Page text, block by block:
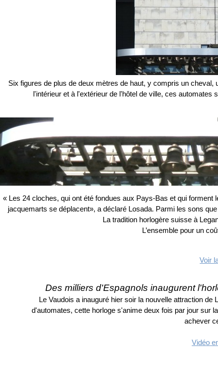
« Les 24 cloches, qui ont été fondues aux Pays-Bas et qui
jacquemarts se déplacent», a déclaré Losada. Parmi les sons
La tradition horlogère suisse à
L’ensemble pour un
Six figures de plus de deux mètres de haut, y compris un
l'intérieur et à l'extérieur de l'hôtel de ville, ces
Voir
Des milliers d'Espagnols inaugurent
Le Vaudois a inauguré hier soir la nouvelle attraction
d'automates, cette horloge s'anime deux fois par jour sur
achever
Vidéo